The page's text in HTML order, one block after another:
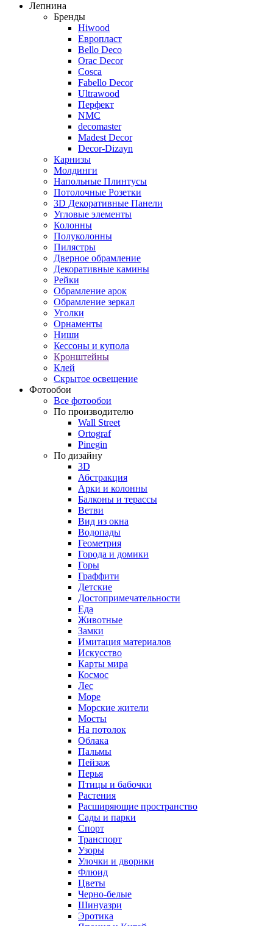
Лепнина
Бренды
Hiwood
Европласт
Bello Deco
Orac Decor
Cosca
Fabello Decor
Ultrawood
Перфект
NMC
decomaster
Madest Decor
Decor-Dizayn
Карнизы
Молдинги
Напольные Плинтусы
Потолочные Розетки
3D Декоративные Панели
Угловые элементы
Колонны
Полуколонны
Пилястры
Дверное обрамление
Декоративные камины
Рейки
Обрамление арок
Обрамление зеркал
Уголки
Орнаменты
Ниши
Кессоны и купола
Кронштейны
Клей
Скрытое освещение
Фотообои
Все фотообои
По производителю
Wall Street
Ortograf
Pinegin
По дизайну
3D
Абстракция
Арки и колонны
Балконы и терассы
Ветви
Вид из окна
Водопады
Геометрия
Города и домики
Горы
Граффити
Детские
Достопримечательности
Еда
Животные
Замки
Имитация материалов
Искусство
Карты мира
Космос
Лес
Море
Морские жители
Мосты
На потолок
Облака
Пальмы
Пейзаж
Перья
Птицы и бабочки
Растения
Расширяющие пространство
Сады и парки
Спорт
Транспорт
Узоры
Улочки и дворики
Флюид
Цветы
Черно-белые
Шинуазри
Эротика